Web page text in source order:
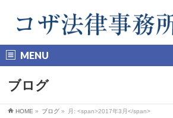
MENU
ブログ
HOME » ブログ » 月: <span>2017年3月</span>